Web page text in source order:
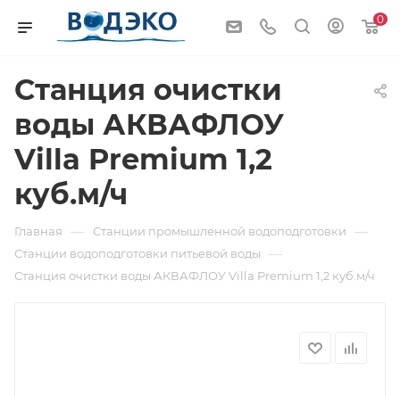
0
Станция очистки
воды АКВАФЛОУ
Villa Premium 1,2
куб.м/ч
Главная — Станции промышленной водоподготовки —
Станции водоподготовки питьевой воды —
Станция очистки воды АКВАФЛОУ Villa Premium 1,2 куб.м/ч